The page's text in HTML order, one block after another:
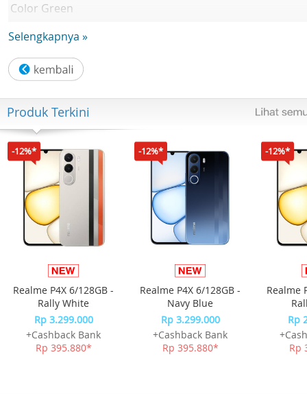
Color Green
Type of Closure Snap Fastener
Water Resistance Waterproof
Dimensions Exterior
8.66 x 4.72 x 4.72" / 22 x 11.99 x 11.99 cm
Weight 1.16 lb / 0.53 kg
Others
Selengkapnya »
Produk Terkini
-12%*
Realme P4X 6/128GB -
Rally White
Rp 3.299.000
+Cashback Bank
Rp 395.880*
-12%*
Realme P4X 6/128GB -
Navy Blue
Rp 3.299.000
+Cashback Bank
Rp 395.880*
-12%*
Realme
Rp
Rp